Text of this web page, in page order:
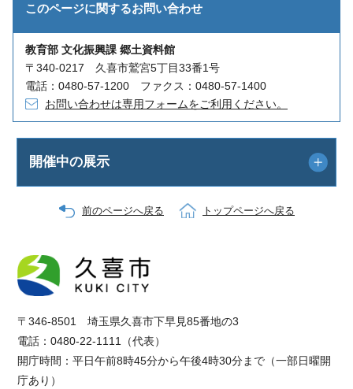
このページに関するお問い合わせ
教育部 文化振興課 郷土資料館
〒340-0217 久喜市鷲宮5丁目33番1号
電話：0480-57-1200 ファクス：0480-57-1400
お問い合わせは専用フォームをご利用ください。
開催中の展示
前のページへ戻る トップページへ戻る
〒346-8501 埼玉県久喜市下早見85番地の3
電話：0480-22-1111（代表）
開庁時間：平日午前8時45分から午後4時30分まで（一部日曜開
庁あり）